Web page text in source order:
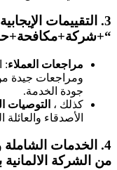
3. التقييمات
مراجعات العملاء:
ومراجعات جيدة
جودة الخدمة.
كذلك ، التوصيات
الأصدقاء
4. الخدمات الشاملة
من الشركة